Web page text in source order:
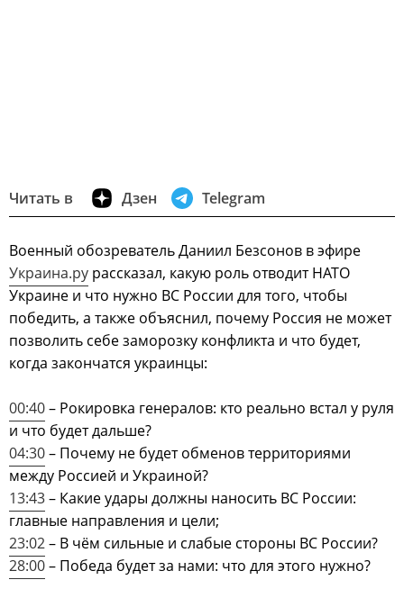
Читать в Дзен Telegram
Военный обозреватель Даниил Безсонов в эфире
Украина.ру рассказал, какую роль отводит НАТО
Украине и что нужно ВС России для того, чтобы
победить, а также объяснил, почему Россия не может
позволить себе заморозку конфликта и что будет,
когда закончатся украинцы:
00:40– Рокировка генералов: кто реально встал у руля
и что будет дальше?
04:30– Почему не будет обменов территориями
между Россией и Украиной?
13:43– Какие удары должны наносить ВС России:
главные направления и цели;
23:02– В чём сильные и слабые стороны ВС России?
28:00– Победа будет за нами: что для этого нужно?